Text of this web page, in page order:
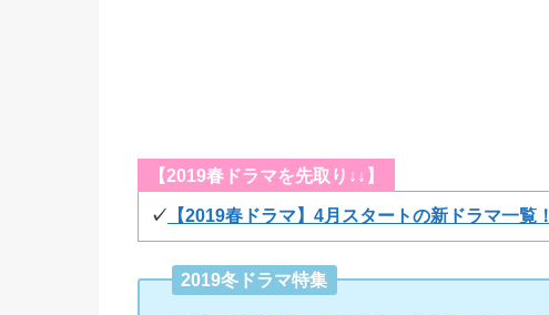
【2019春ドラマを先取り↓↓】
✓ 【2019春ドラマ】4月スタートの新ドラマ一覧！
2019冬ドラマ特集